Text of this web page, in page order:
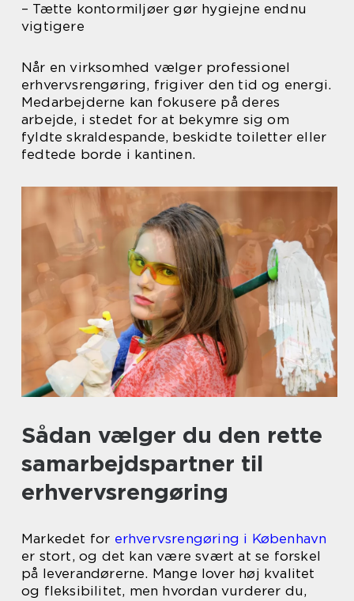
– Tætte kontormiljøer gør hygiejne endnu
vigtigere
Når en virksomhed vælger professionel
erhvervsrengøring, frigiver den tid og energi.
Medarbejderne kan fokusere på deres
arbejde, i stedet for at bekymre sig om
fyldte skraldespande, beskidte toiletter eller
fedtede borde i kantinen.
Sådan vælger du den rette
samarbejdspartner til
erhvervsrengøring
Markedet for erhvervsrengøring i København
er stort, og det kan være svært at se forskel
på leverandørerne. Mange lover høj kvalitet
og fleksibilitet, men hvordan vurderer du,